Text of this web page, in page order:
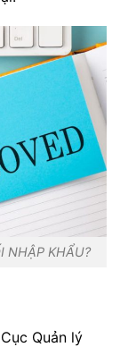
NHẬP KHẨU?
Quản lý